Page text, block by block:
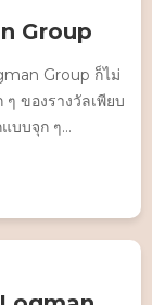
Group
Group ก็ไม่
ของรางวัลเพียบ
บบจุก ๆ...